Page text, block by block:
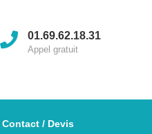
01.69.62.18.31
Appel gratuit
Contact / Devis